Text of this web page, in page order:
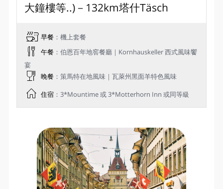
大鐘樓等..)－132km塔什Täsch
早餐 ：機上套餐
午餐 ：伯恩百年地窖餐廳｜Kornhauskeller 西式風味饗
宴
晚餐 ：策馬特在地風味｜瓦萊州黑面羊特色風味
住宿：3*Mountime 或 3*Motterhorn Inn 或同等級